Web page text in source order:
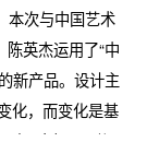
本次与中国艺术
陈英杰运用了“中
新产品。设计主
化，而变化是基
“太极”=“时间